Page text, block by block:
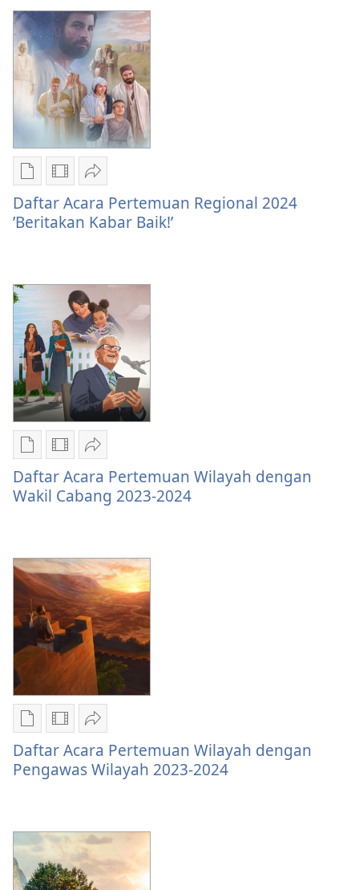
Wilayah
dengan
Pengawas
Wilayah
2024-
2025
Wilayah
dengan
Pengawas
Wilayah
2024-
2025
Pengawas
Wilayah
2024-
2025
Pilihan
download
publikasi
Regional
2024
’Beritakan
Kabar
Baik!’
Pilihan
download
video
Regional
2024
’Beritakan
Kabar
Baik!’
Bagikan
Daftar
Acara
’Beritakan
Kabar
Baik!’
Daftar Acara Pertemuan Regional 2024
’Beritakan Kabar Baik!’
Pilihan
download
publikasi
Wilayah
dengan
Wakil
Cabang
2023-
2024
Pilihan
download
video
Wilayah
dengan
Wakil
Cabang
2023-
2024
Bagikan
Daftar
Acara
Pertemuan
Wakil
Cabang
2023-
2024
Daftar Acara Pertemuan Wilayah dengan
Wakil Cabang 2023-2024
Pilihan
download
publikasi
Daftar
Wilayah
dengan
Pengawas
Pilihan
download
video
Wilayah
dengan
Pengawas
Bagikan
Daftar
Acara
Pertemuan
Pengawas
Wilayah
2023-
Daftar Acara Pertemuan Wilayah dengan
Pengawas Wilayah 2023-2024